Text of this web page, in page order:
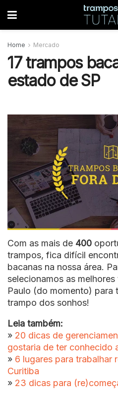
Home Mercado
17 trampos
estado de SP
Com as mais de 400
trampos, fica difícil
bacanas na nossa área.
selecionamos as
Paulo (do momento) para
trampo dos sonhos!
Leia também:
» 20 dicas de
gostaria de ter conhecido
» 6 lugares para trabalhar
Curitiba
» 23 dicas para